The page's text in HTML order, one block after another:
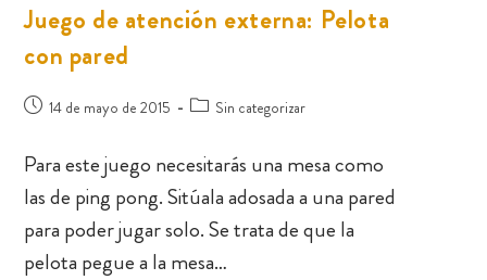
Juego de atención externa: Pelota
con pared
14 de mayo de 2015 Sin categorizar
Para este juego necesitarás una mesa como
las de ping pong. Sitúala adosada a una pared
para poder jugar solo. Se trata de que la
pelota pegue a la mesa…